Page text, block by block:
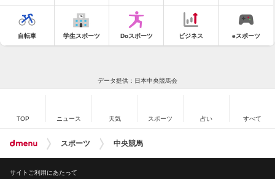
自転車 学生スポーツ Doスポーツ ビジネス eスポーツ
データ提供：日本中央競馬会
TOP ニュース 天気 スポーツ 占い すべて
スポーツ 中央競馬
サイトご利用にあたって